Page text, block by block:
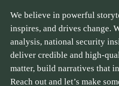
We believe in powerful
inspires, and drives change.
analysis, national security
deliver credible and high-
matter, build narratives that
Reach out and let’s make